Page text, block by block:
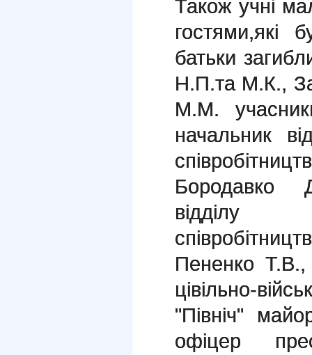
Також учні
гостями,які
батьки
Н.П.та М.К.,
М.М.
начальник
Бородавко
відділу
Пененко Т.В.,
цівільно-
"Північ"
офіцер